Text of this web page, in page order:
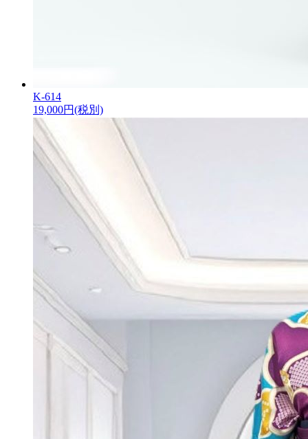
K-614
19,000円(税別)